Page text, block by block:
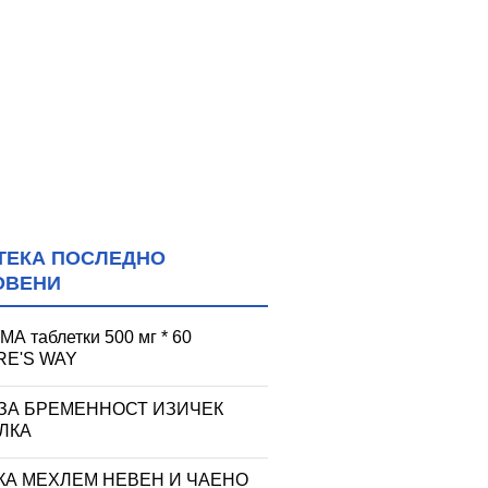
ПОСЛЕДНО
таблетки 500 мг * 60
WAY
БРЕМЕННОСТ ИЗИЧЕК
МЕХЛЕМ НЕВЕН И ЧАЕНО